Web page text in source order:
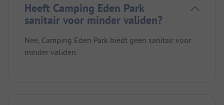
Heeft Camping Eden Park
sanitair voor minder validen?
Nee, Camping Eden Park biedt geen sanitair voor
minder validen.